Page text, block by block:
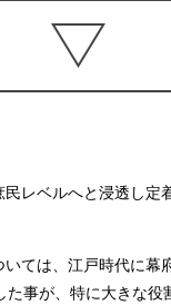
民レベルへと浸透し定
ては、江戸時代に幕
た事が、特に大きな役